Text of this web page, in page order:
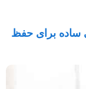
ساده برای حفظ